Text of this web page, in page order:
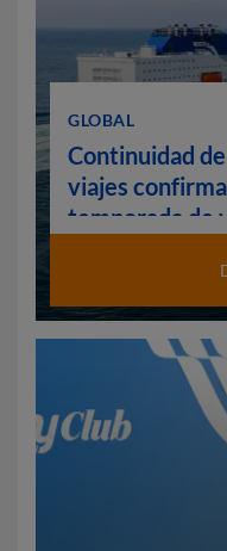
GLOBAL
Continuidad
viajes
temporada de